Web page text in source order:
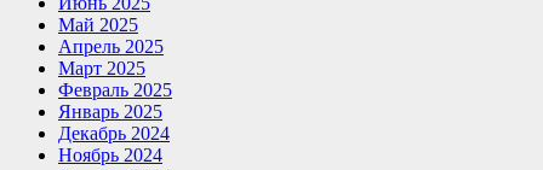
Май 2025
Апрель 2025
Март 2025
Февраль 2025
Январь 2025
Декабрь 2024
Ноябрь 2024